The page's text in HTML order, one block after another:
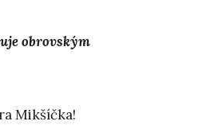
obrovským
Mikšíčka!